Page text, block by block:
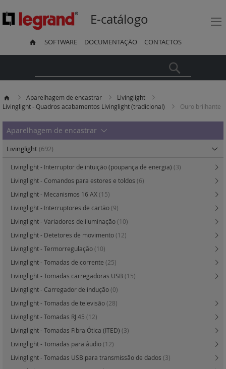
E-catálogo
SOFTWARE DOCUMENTAÇÃO CONTACTOS
Aparelhagem de encastrar
Livinglight
Livinglight - Quadros acabamentos Livinglight (tradicional)
Ouro brilhante
Aparelhagem de encastrar
Livinglight(692)
Livinglight - Interruptor de intuição (poupança de energia) (3)
Livinglight - Comandos para estores e toldos (6)
Livinglight - Mecanismos 16 AX(15)
Livinglight - Interruptores de cartão(9)
Livinglight - Variadores de iluminação(10)
Livinglight - Detetores de movimento(12)
Livinglight - Termorregulação(10)
Livinglight - Tomadas de corrente (25)
Livinglight - Tomadas carregadoras USB (15)
Livinglight - Carregador de indução(0)
Livinglight - Tomadas de televisão(28)
Livinglight - Tomadas RJ 45 (12)
Livinglight - Tomadas Fibra Ótica (ITED) (3)
Livinglight - Tomadas para áudio(12)
Livinglight - Tomadas USB para transmissão de dados (3)